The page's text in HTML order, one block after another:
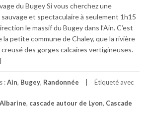
du Bugey Si vous cherchez une
et spectaculaire à seulement 1h15
le massif du Bugey dans l’Ain. C’est
la petite commune de Chaley, que la rivière
creusé des gorges calcaires vertigineuses.
:Ain, Bugey, Randonnée Étiqueté avec
, cascade autour de Lyon, Cascade